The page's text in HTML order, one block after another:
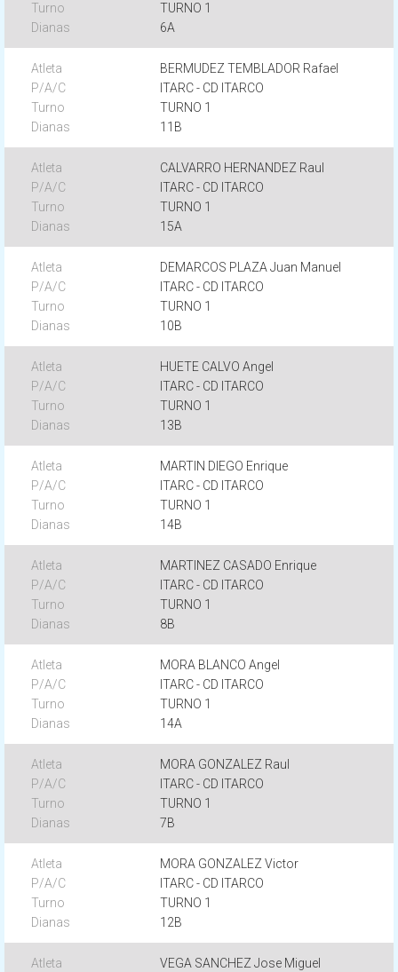
TURNO 1
6A
BERMUDEZ TEMBLADOR Rafael
ITARC - CD ITARCO
TURNO 1
11B
CALVARRO HERNANDEZ Raul
ITARC - CD ITARCO
TURNO 1
15A
DEMARCOS PLAZA Juan Manuel
ITARC - CD ITARCO
TURNO 1
10B
HUETE CALVO Angel
ITARC - CD ITARCO
TURNO 1
13B
MARTIN DIEGO Enrique
ITARC - CD ITARCO
TURNO 1
14B
MARTINEZ CASADO Enrique
ITARC - CD ITARCO
TURNO 1
8B
MORA BLANCO Angel
ITARC - CD ITARCO
TURNO 1
14A
MORA GONZALEZ Raul
ITARC - CD ITARCO
TURNO 1
7B
MORA GONZALEZ Victor
ITARC - CD ITARCO
TURNO 1
12B
VEGA SANCHEZ Jose Miguel